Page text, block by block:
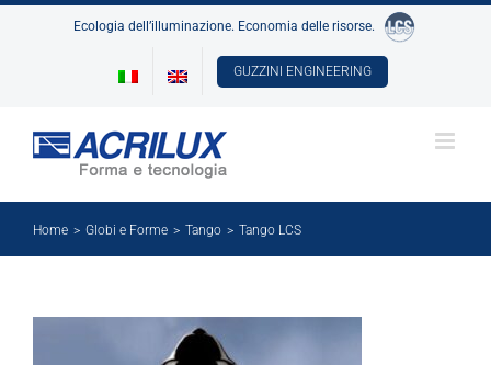
Salta
Ecologia dell’illuminazione. Economia delle risorse.
GUZZINI ENGINEERING
Home Globi e Forme Tango Tango LCS